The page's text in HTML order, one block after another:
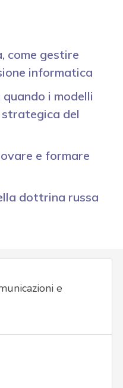
come gestire
informatica
i modelli
del
e formare
dottrina russa
e